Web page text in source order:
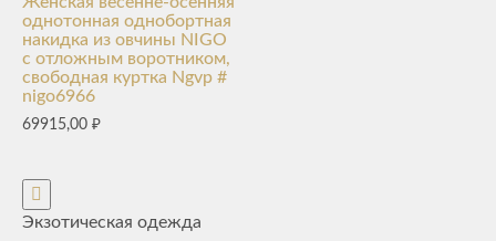
однотонная однобортная
накидка из овчины NIGO
с отложным воротником,
свободная куртка Ngvp #
nigo6966
69915,00 ₽
Экзотическая одежда